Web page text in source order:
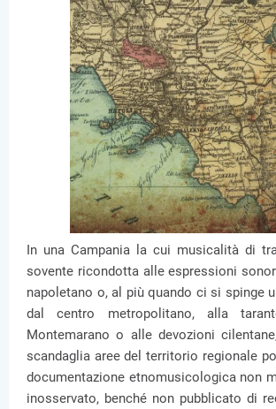
In una Campania la cui musicalità di
sovente ricondotta alle espressioni
napoletano o, al più quando ci si spinge
dal centro metropolitano, alla
Montemarano o alle devozioni
scandaglia aree del territorio regionale
documentazione etnomusicologica non
inosservato, benché non pubblicato di